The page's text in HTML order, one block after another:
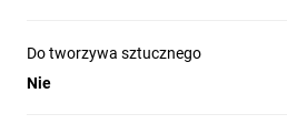
Do tworzywa sztucznego
Nie